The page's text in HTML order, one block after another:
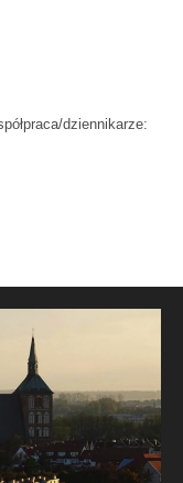
dziennikarze: